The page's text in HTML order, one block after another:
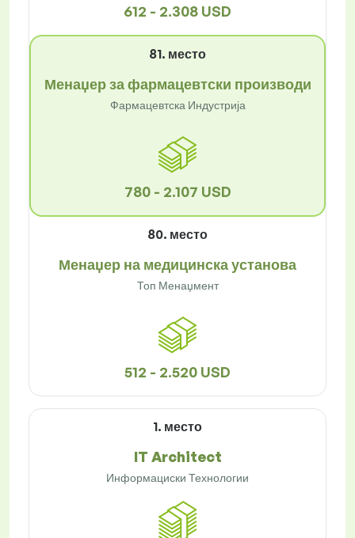
612 - 2.308 USD
81. место
Менаџер за фармацевтски производи
Фармацевтска Индустрија
780 - 2.107 USD
80. место
Менаџер на медицинска установа
Топ Менаџмент
512 - 2.520 USD
1. место
IT Architect
Информациски Технологии